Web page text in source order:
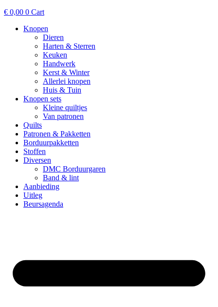
€ 0,00 0 Cart
Knopen
Dieren
Harten & Sterren
Keuken
Handwerk
Kerst & Winter
Allerlei knopen
Huis & Tuin
Knopen sets
Kleine quiltjes
Van patronen
Quilts
Patronen & Pakketten
Borduurpakketten
Stoffen
Diversen
DMC Borduurgaren
Band & lint
Aanbieding
Uitleg
Beursagenda